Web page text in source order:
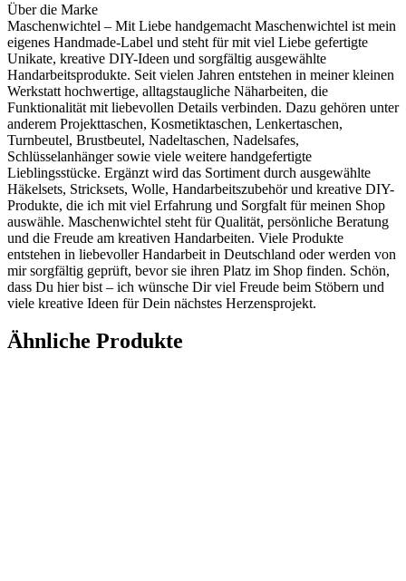
Über die Marke
Maschenwichtel – Mit Liebe handgemacht Maschenwichtel ist mein
eigenes Handmade-Label und steht für mit viel Liebe gefertigte
Unikate, kreative DIY-Ideen und sorgfältig ausgewählte
Handarbeitsprodukte. Seit vielen Jahren entstehen in meiner kleinen
Werkstatt hochwertige, alltagstaugliche Näharbeiten, die
Funktionalität mit liebevollen Details verbinden. Dazu gehören unter
anderem Projekttaschen, Kosmetiktaschen, Lenkertaschen,
Turnbeutel, Brustbeutel, Nadeltaschen, Nadelsafes,
Schlüsselanhänger sowie viele weitere handgefertigte
Lieblingsstücke. Ergänzt wird das Sortiment durch ausgewählte
Häkelsets, Stricksets, Wolle, Handarbeitszubehör und kreative DIY-
Produkte, die ich mit viel Erfahrung und Sorgfalt für meinen Shop
auswähle. Maschenwichtel steht für Qualität, persönliche Beratung
und die Freude am kreativen Handarbeiten. Viele Produkte
entstehen in liebevoller Handarbeit in Deutschland oder werden von
mir sorgfältig geprüft, bevor sie ihren Platz im Shop finden. Schön,
dass Du hier bist – ich wünsche Dir viel Freude beim Stöbern und
viele kreative Ideen für Dein nächstes Herzensprojekt.
Ähnliche Produkte